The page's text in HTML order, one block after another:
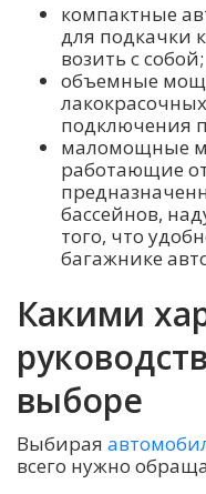
компактные
для подкачки
возить с собой;
объемные
подключения
маломощные
работающие
бассейнов,
того, что
багажнике
Какими
выборе
Выбирая
всего нужно